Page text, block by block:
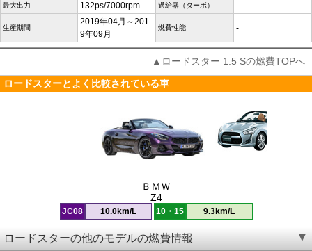
最大出力 132ps/7000rpm 過給器（ターボ） -
生産期間
2019年04月～201
9年09月
燃費性能 -
▲ロードスター 1.5 Sの燃費TOPへ
ロードスターとよく比較されている車
ＢＭＷ
Z4
JC08 10.0km/L 10・15 9.3km/L
ロードスターの他のモデルの燃費情報